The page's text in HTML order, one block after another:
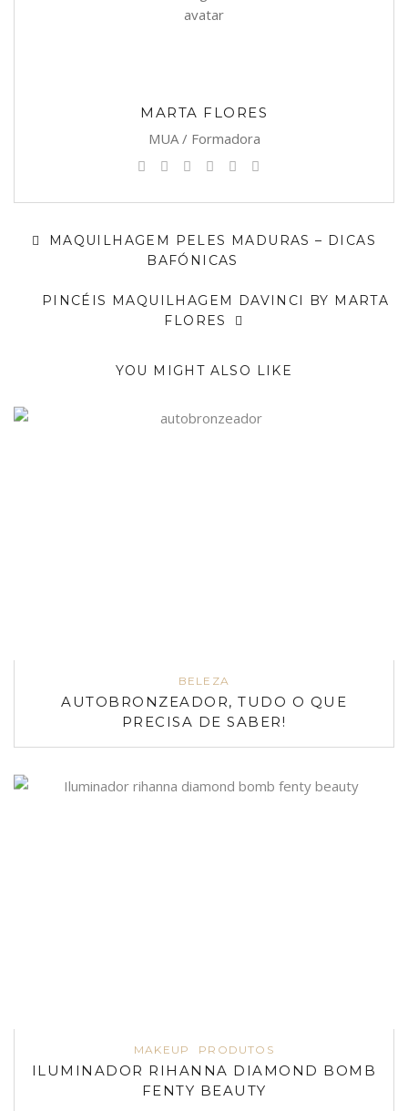
MARTA FLORES
MUA / Formadora
MAQUILHAGEM PELES MADURAS – DICAS
BAFÓNICAS
PINCÉIS MAQUILHAGEM DAVINCI BY MARTA
FLORES
YOU MIGHT ALSO LIKE
BELEZA
AUTOBRONZEADOR, TUDO O QUE
PRECISA DE SABER!
MAKEUP PRODUTOS
ILUMINADOR RIHANNA DIAMOND BOMB
FENTY BEAUTY